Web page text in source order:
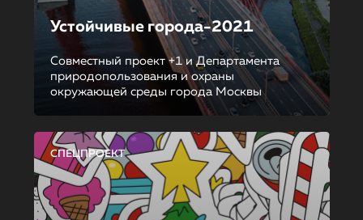
Устойчивые города-2021
Совместный проект +1 и Департамента
природопользования и охраны
окружающей среды города Москвы
СПЕЦПРОЕКТ